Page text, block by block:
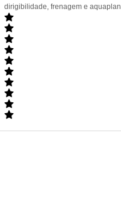
dirigibilidade, frenagem e